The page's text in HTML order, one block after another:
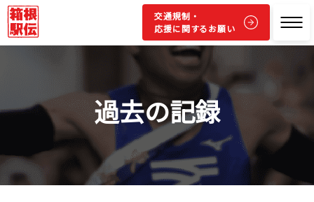
交通規制・
応援に関するお願い
過去の記録